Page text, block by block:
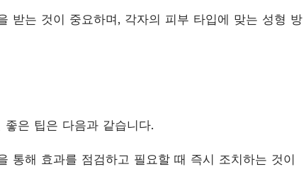
받는 것이 중요하며, 각자의 피부 타입에 맞는 성형 방
은 팁은 다음과 같습니다.
통해 효과를 점검하고 필요할 때 즉시 조치하는 것이